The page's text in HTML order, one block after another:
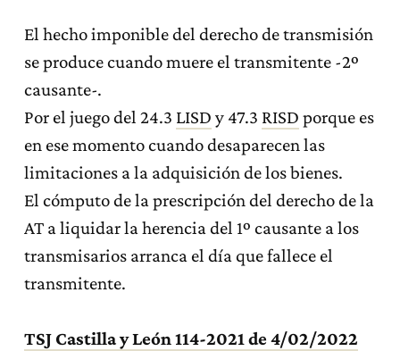
El hecho imponible del derecho de transmisión
se produce cuando muere el transmitente -2º
causante-.
Por el juego del 24.3 LISD y 47.3 RISD porque es
en ese momento cuando desaparecen las
limitaciones a la adquisición de los bienes.
El cómputo de la prescripción del derecho de la
AT a liquidar la herencia del 1º causante a los
transmisarios arranca el día que fallece el
transmitente.
TSJ Castilla y León 114-2021 de 4/02/2022